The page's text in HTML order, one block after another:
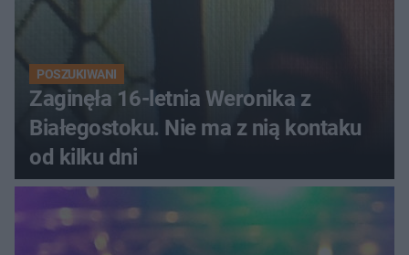
POSZUKIWANI
Zaginęła 16-letnia Weronika z
Białegostoku. Nie ma z nią kontaku
od kilku dni